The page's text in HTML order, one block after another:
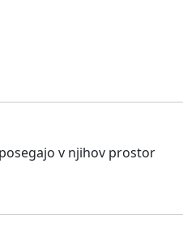
v njihov prostor